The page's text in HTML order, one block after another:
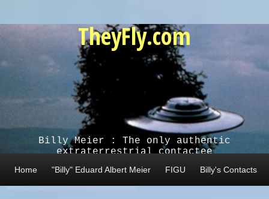
TheyFly.com
Billy Meier : The only authentic
extraterrestrial contactee
Home "Billy" Eduard Albert Meier FIGU Billy's Contacts